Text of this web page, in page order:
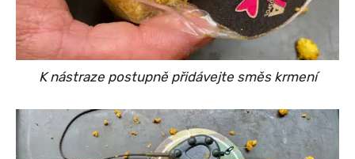
K nástraze postupně přidávejte směs krmení